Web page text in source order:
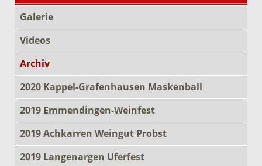
Galerie
Videos
Archiv
2020 Kappel-Grafenhausen Maskenball
2019 Emmendingen-Weinfest
2019 Achkarren Weingut Probst
2019 Langenargen Uferfest